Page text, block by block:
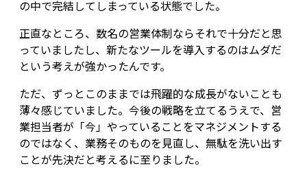
の中で完結してしまっている状態でした。
正直なところ、数名の営業体制ならそれで十分だと思
っていましたし、新たなツールを導入するのはムダだ
という考えが強かったんです。
ただ、ずっとこのままでは飛躍的な成長がないことも
薄々感じていました。今後の戦略を立てるうえで、営
業担当者が「今」やっていることをマネジメントする
のではなく、業務そのものを見直し、無駄を洗い出す
ことが先決だと考えるに至りました。